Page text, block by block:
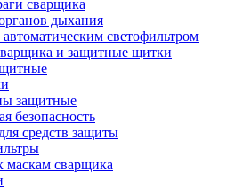
сварщика
дыхания
светофильтром
и защитные щитки
защитные
безопасность
средств защиты
маскам сварщика